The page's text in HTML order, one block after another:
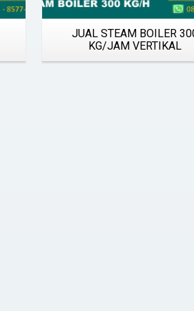
JUAL STEAM BOILER
KG/JAM VERTIKAL